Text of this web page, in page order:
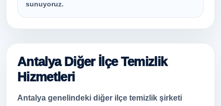
sunuyoruz.
Antalya Diğer İlçe Temizlik
Hizmetleri
Antalya genelindeki diğer ilçe temizlik şirketi